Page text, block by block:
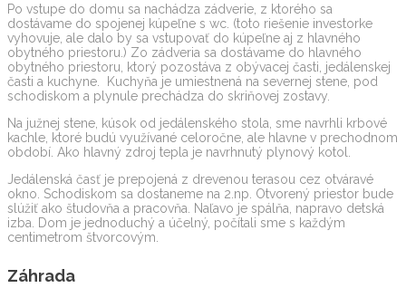
Po vstupe do domu sa nachádza zádverie, z ktorého sa
dostávame do spojenej kúpeľne s wc. (toto riešenie investorke
vyhovuje, ale dalo by sa vstupovať do kúpeľne aj z hlavného
obytného priestoru.) Zo zádveria sa dostávame do hlavného
obytného priestoru, ktorý pozostáva z obývacej časti, jedálenskej
časti a kuchyne. Kuchyňa je umiestnená na severnej stene, pod
schodiskom a plynule prechádza do skriňovej zostavy.
Na južnej stene, kúsok od jedálenského stola, sme navrhli krbové
kachle, ktoré budú využívané celoročne, ale hlavne v prechodnom
období. Ako hlavný zdroj tepla je navrhnutý plynový kotol.
Jedálenská časť je prepojená z drevenou terasou cez otváravé
okno. Schodiskom sa dostaneme na 2.np. Otvorený priestor bude
slúžiť ako študovňa a pracovňa. Naľavo je spálňa, napravo detská
izba. Dom je jednoduchý a účelný, počítali sme s každým
centimetrom štvorcovým.
Záhrada